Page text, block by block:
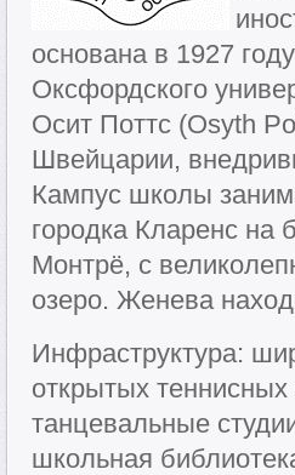
основана в 1927
Оксфордского
Осит Поттс (Osyth
Швейцарии,
Кампус школы
городка Кларенс на
Монтрё, с
озеро. Женева
Инфраструктура:
открытых
танцевальные
школьная